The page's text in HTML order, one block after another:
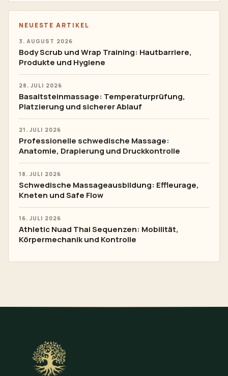
NEUESTE ARTIKEL
3. AUGUST 2026
Body Scrub und Wrap Training: Hautbarriere,
Produkte und Hygiene
28. JULI 2026
Basaltsteinmassage: Temperaturprüfung,
Platzierung und sicherer Ablauf
21. JULI 2026
Professionelle schwedische Massage:
Anatomie, Drapierung und Druckkontrolle
18. JULI 2026
Schwedische Massageausbildung: Effleurage,
Kneten und Safe Flow
16. JULI 2026
Athletic Nuad Thai Sequenzen: Mobilität,
Körpermechanik und Kontrolle